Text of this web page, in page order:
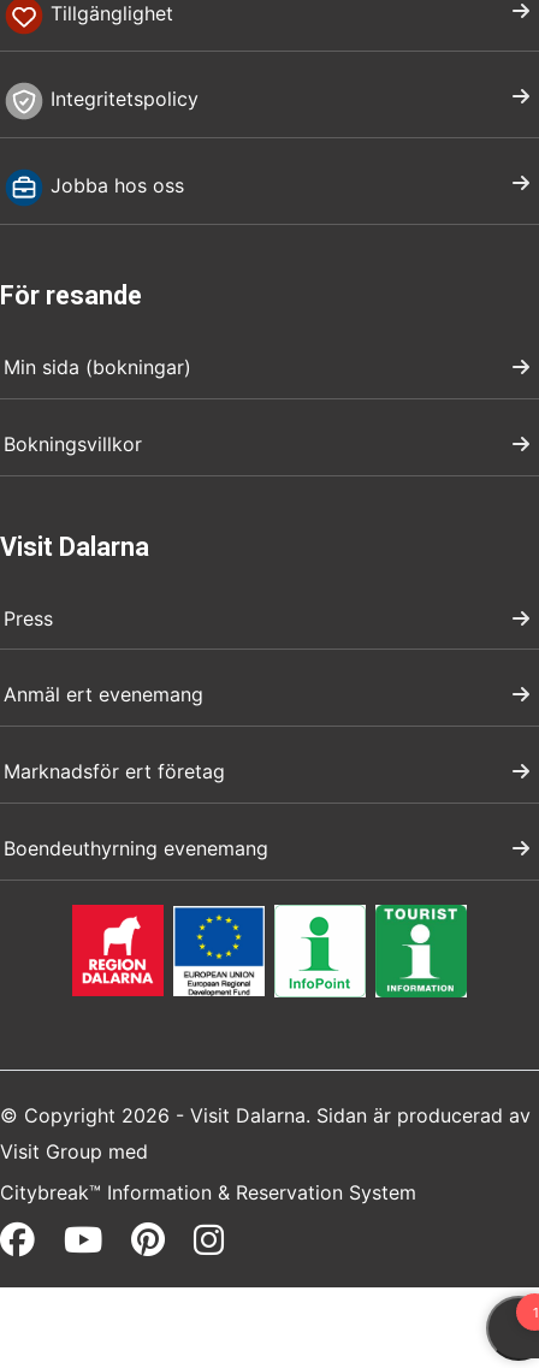
Tillgänglighet
Integritetspolicy
Jobba hos oss
För resande
Min sida (bokningar)
Bokningsvillkor
Visit Dalarna
Press
Anmäl ert evenemang
Marknadsför ert företag
Boendeuthyrning evenemang
© Copyright 2026 - Visit Dalarna. Sidan är producerad av
Visit Group med
Citybreak™ Information & Reservation System
Facebook (opens in a new
Youtube (opens in a new
Pinterest (opens in a
Instagram (opens